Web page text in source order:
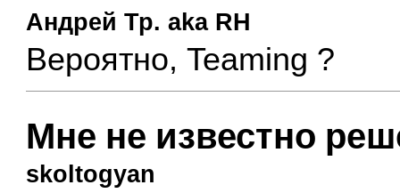
Андрей Тр. aka RH
Вероятно, Teaming ?
Мне не известно
skoltogyan